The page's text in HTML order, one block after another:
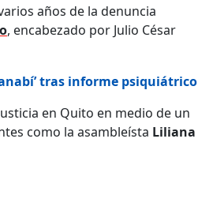
años de la denuncia
, encabezado por Julio César
tras informe psiquiátrico
en Quito en medio de un
como la asambleísta Liliana